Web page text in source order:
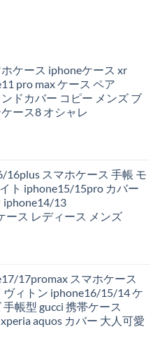
ケース iphoneケース xr
pro max ケース ペア
ドカバー コピー メンズ ブ
ース8 オシャレ
16plus スマホケース 手帳 モ
ト iphone15/15pro カバー
iphone14/13
ース レディース メンズ
17promax スマホケース
ヴィトン iphone16/15/14 ケ
帳型 gucci 携帯ケース
aquos カバー 大人可愛